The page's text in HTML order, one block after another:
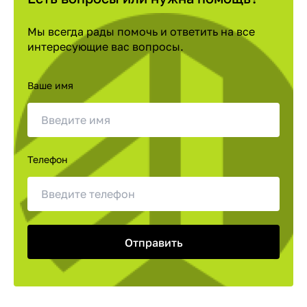
Мы всегда рады помочь и ответить на все
интересующие вас вопросы.
Ваше имя
Телефон